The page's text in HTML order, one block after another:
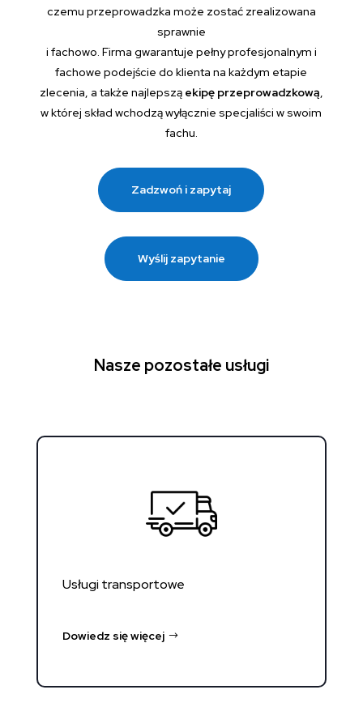
czemu przeprowadzka może zostać zrealizowana
sprawnie
i fachowo. Firma gwarantuje pełny profesjonalnym i
fachowe podejście do klienta na każdym etapie
zlecenia, a także najlepszą ekipę przeprowadzkową,
w której skład wchodzą wyłącznie specjaliści w swoim
fachu.
Zadzwoń i zapytaj
Wyślij zapytanie
Nasze pozostałe usługi
Usługi transportowe
Dowiedz się więcej